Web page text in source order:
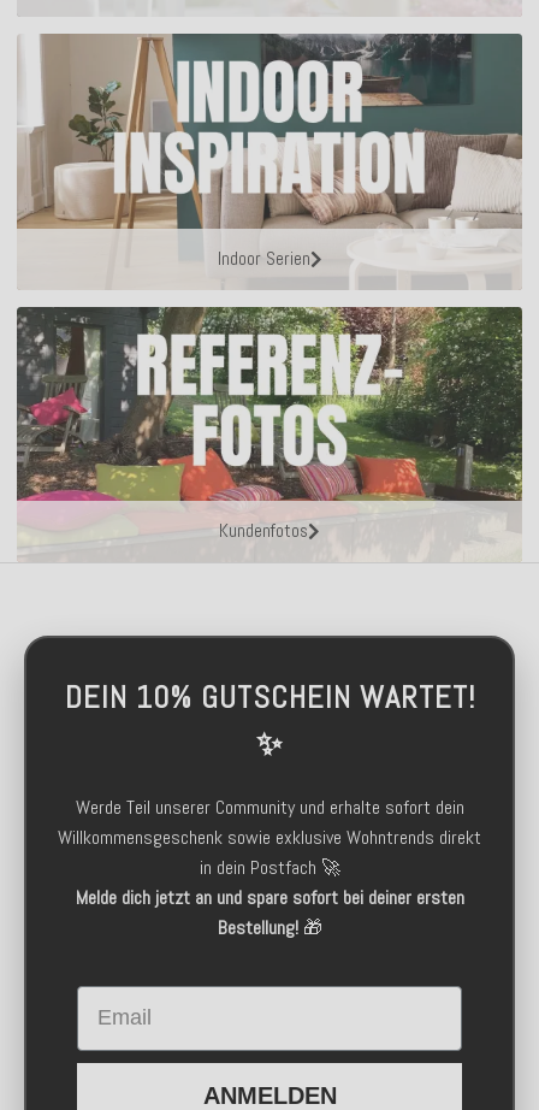
Indoor Serien
Kundenfotos
DEIN 10% GUTSCHEIN WARTET!
✨
Werde Teil unserer Community und erhalte sofort dein
Willkommensgeschenk sowie exklusive Wohntrends direkt
in dein Postfach 🚀
Melde dich jetzt an und spare sofort bei deiner ersten
Bestellung!🎁
Email
ANMELDEN